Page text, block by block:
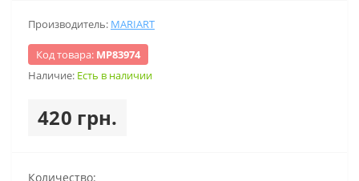
Производитель: MARIART
Код товара: МР83974
Наличие: Есть в наличии
420 грн.
Количество: